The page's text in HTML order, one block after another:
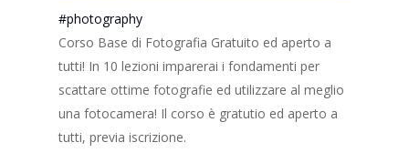
photography
Corso Base di Fotografia Gratuito ed aperto a
tutti! In 10 lezioni imparerai i fondamenti per
scattare ottime fotografie ed utilizzare al meglio
una fotocamera! Il corso è gratutio ed aperto a
tutti, previa iscrizione.